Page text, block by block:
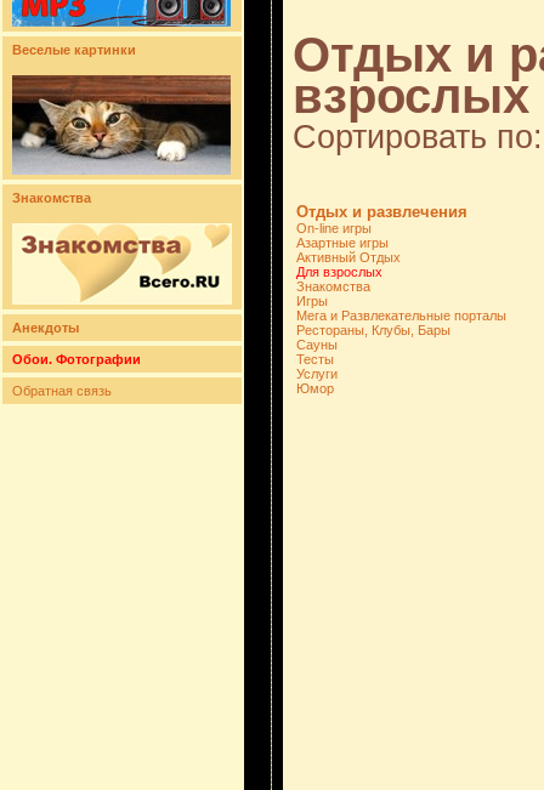
Веселые картинки
Знакомства
Анекдоты
Обои. Фотографии
Обратная связь
Отдых и
взрослых
Сортировать
Отдых и развлечения
On-line игры
Азартные игры
Активный Отдых
Для взрослых
Знакомства
Игры
Мега и Развлекательные порталы
Рестораны, Клубы, Бары
Сауны
Тесты
Услуги
Юмор